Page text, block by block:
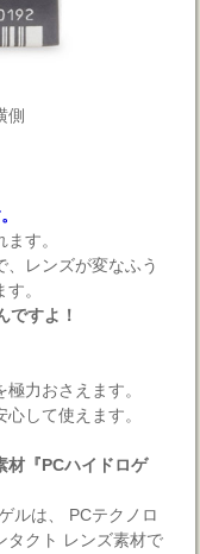
側
す。
、レンズが変なふう
。
ですよ！
力おさえます。
して使えます。
材『PCハイドロゲ
ルは、 PCテクノロ
タクト レンズ素材で